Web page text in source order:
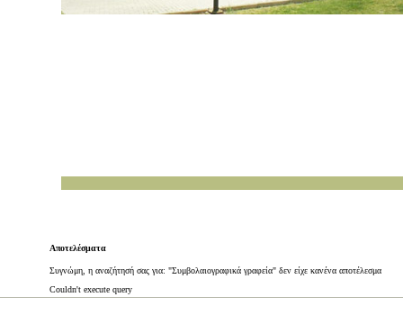
Αποτελέσματα
Συγνώμη, η αναζήτησή σας για: "Συμβολαιογραφικά γραφεία" δεν είχε κανένα αποτέλεσμα
Couldn't execute query